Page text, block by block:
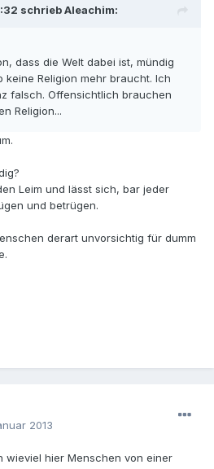
schrieb Aleachim:
dass die Welt dabei ist, mündig
keine Religion mehr braucht. Ich
falsch. Offensichtlich brauchen
Religion...
Leim und lässt sich, bar jeder
und betrügen.
derart unvorsichtig für dumm
2013
wieviel hier Menschen von einer